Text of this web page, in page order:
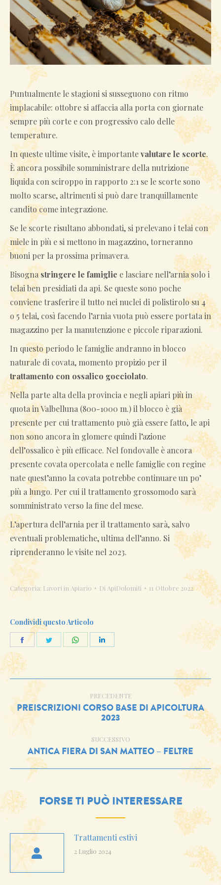
Puntualmente le stagioni si susseguono con ritmo
implacabile: ottobre si affaccia alla porta con giornate
sempre più corte e con progressivo calo delle
temperature.
In queste ultime visite, è importantevalutare le scorte.
È ancora possibile somministrare della nutrizione
liquida con sciroppo in rapporto 2:1 se le scorte sono
molto scarse, altrimenti si può dare tranquillamente
candito come integrazione.
Se le scorte risultano abbondati, si prelevano i telai con
miele in più e si mettono in magazzino, torneranno
buoni per la prossima primavera.
Bisognastringere le famiglie e lasciare nell’arnia solo i
telai ben presidiati da api. Se queste sono poche
conviene trasferire il tutto nei nuclei di polistirolo su 4
o 5 telai, così facendo l’arnia vuota può essere portata in
magazzino per la manutenzione e piccole riparazioni.
In questo periodo le famiglie andranno in blocco
naturale di covata, momento propizio per il
trattamento con ossalico gocciolato.
Nella parte alta della provincia e negli apiari più in
quota in Valbelluna (800-1000 m.) il blocco è già
presente per cui trattamento può già essere fatto, le api
non sono ancora in glomere quindi l’azione
dell’ossalico è più efficace. Nel fondovalle è ancora
presente covata opercolata e nelle famiglie con regine
nate quest’anno la covata potrebbe continuare un po’
più a lungo. Per cui il trattamento grossomodo sarà
somministrato verso la fine del mese.
L’apertura dell’arnia per il trattamento sarà, salvo
eventuali problematiche, ultima dell’anno. Si
riprenderanno le visite nel 2023.
Categoria: Lavori in Apiario Di ApiDolomiti 11 Ottobre 2022
Condividi questo Articolo
Condividi
Facebook
Condividi Condividi
NAVIGA
TRA
I
POST
PRECEDENTE
Post
PREISCRIZIONI CORSO BASE DI APICOLTURA
2023
SUCCESSIVO
Prossimo
ANTICA FIERA DI SAN MATTEO – FELTRE
FORSE TI PUÒ INTERESSARE
Trattamenti estivi
2 Luglio 2024